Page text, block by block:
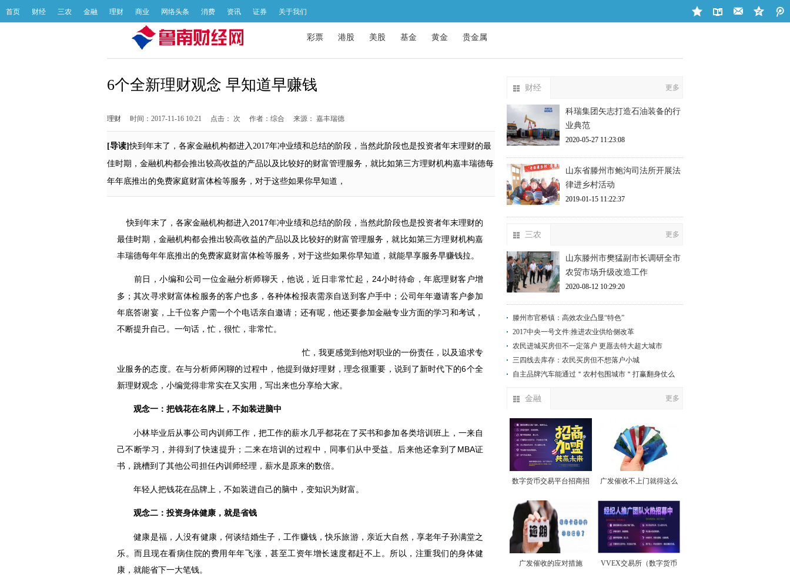
首页 财经 三农 金融 理财 商业 网络头条 消费 资讯 证券 关于我们
彩票 港股 美股 基金 黄金 贵金属
6个全新理财观念 早知道早赚钱
理财 时间：2017-11-16 10:21 点击： 次 作者：综合 来源： 嘉丰瑞德
[导读]快到年末了，各家金融机构都进入2017年冲业绩和总结的阶段，当然此阶段也是投资者年末理财的最
佳时期，金融机构都会推出较高收益的产品以及比较好的财富管理服务，就比如第三方理财机构嘉丰瑞德每
年年底推出的免费家庭财富体检等服务，对于这些如果你早知道，
快到年末了，各家金融机构都进入2017年冲业绩和总结的阶段，当然此阶段也是投资者年末理财的
最佳时期，金融机构都会推出较高收益的产品以及比较好的财富管理服务，就比如第三方理财机构嘉
丰瑞德每年年底推出的免费家庭财富体检等服务，对于这些如果你早知道，就能早享服务早赚钱拉。
前日，小编和公司一位金融分析师聊天，他说，近日非常忙起，24小时待命，年底理财客户增
多；其次寻求财富体检服务的客户也多，各种体检报表需亲自送到客户手中；公司年年邀请客户参加
年底答谢宴，上千位客户需一个个电话亲自邀请；还有呢，他还要参加金融专业方面的学习和考试，
不断提升自己。一句话，忙，很忙，非常忙。
忙，我更感觉到他对职业的一份责任，以及追求专
业服务的态度。在与分析师闲聊的过程中，他提到做好理财，理念很重要，说到了新时代下的6个全
新理财观念，小编觉得非常实在又实用，写出来也分享给大家。
观念一：把钱花在名牌上，不如装进脑中
小林毕业后从事公司内训师工作，把工作的薪水几乎都花在了买书和参加各类培训班上，一来自
己不断学习，并得到了快速提升；二来在培训的过程中，同事们从中受益。后来他还拿到了MBA证
书，跳槽到了其他公司担任内训师经理，薪水是原来的数倍。
年轻人把钱花在品牌上，不如装进自己的脑中，变知识为财富。
观念二：投资身体健康，就是省钱
健康是福，人没有健康，何谈结婚生子，工作赚钱，快乐旅游，亲近大自然，享老年子孙满堂之
乐。而且现在看病住院的费用年年飞涨，甚至工资年增长速度都赶不上。所以，注重我们的身体健
康，就能省下一大笔钱。
财经 更多
科瑞集团矢志打造石油装备的行
业典范
2020-05-27 11:23:08
山东省滕州市鲍沟司法所开展法
律进乡村活动
2019-01-15 11:22:37
三农 更多
山东滕州市樊猛副市长调研全市
农贸市场升级改造工作
2020-08-12 10:29:20
滕州市官桥镇：高效农业凸显“特色”
2017中央一号文件:推进农业供给侧改革
农民进城买房但不一定落户 更愿去特大超大城市
三四线去库存：农民买房但不想落户小城
自主品牌汽车能通过＂农村包围城市＂打赢翻身仗么
金融 更多
数字货币交易平台招商招
代理
广发催收不上门就得这么
做
广发催收的应对措施 VVEX交易所（数字货币